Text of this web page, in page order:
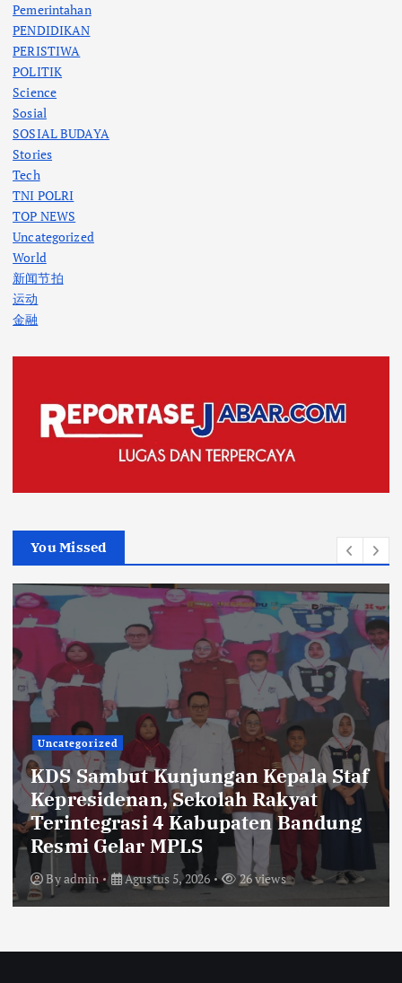
Pemerintahan
PENDIDIKAN
PERISTIWA
POLITIK
Science
Sosial
SOSIAL BUDAYA
Stories
Tech
TNI POLRI
TOP NEWS
Uncategorized
World
新闻节拍
运动
金融
You Missed
Uncategorized
KDS Sambut Kunjungan Kepala Staf
Kepresidenan, Sekolah Rakyat
Terintegrasi 4 Kabupaten Bandung
Resmi Gelar MPLS
Byadmin Agustus 5, 2026 26 views